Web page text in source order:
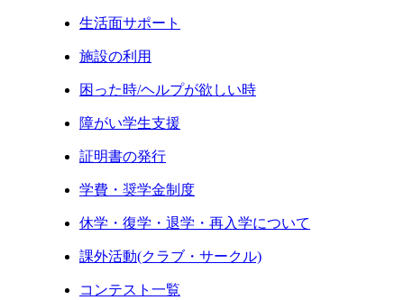
生活面サポート
施設の利用
困った時/ヘルプが欲しい時
障がい学生支援
証明書の発行
学費・奨学金制度
休学・復学・退学・再入学について
課外活動(クラブ・サークル)
コンテスト一覧